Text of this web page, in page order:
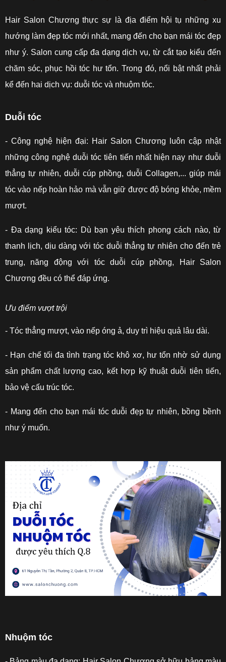
Hair Salon Chương thực sự là địa điểm hội tụ những xu
hướng làm đẹp tóc mới nhất, mang đến cho bạn mái tóc đẹp
như ý. Salon cung cấp đa dạng dịch vụ, từ cắt tạo kiểu đến
chăm sóc, phục hồi tóc hư tổn. Trong đó, nổi bật nhất phải
kể đến hai dịch vụ: duỗi tóc và nhuộm tóc.
Duỗi tóc
- Công nghệ hiện đại: Hair Salon Chương luôn cập nhật
những công nghệ duỗi tóc tiên tiến nhất hiện nay như duỗi
thẳng tự nhiên, duỗi cúp phồng, duỗi Collagen,... giúp mái
tóc vào nếp hoàn hảo mà vẫn giữ được độ bóng khỏe, mềm
mượt.
- Đa dạng kiểu tóc: Dù bạn yêu thích phong cách nào, từ
thanh lịch, dịu dàng với tóc duỗi thẳng tự nhiên cho đến trẻ
trung, năng động với tóc duỗi cúp phồng, Hair Salon
Chương đều có thể đáp ứng.
Ưu điểm vượt trội
- Tóc thẳng mượt, vào nếp óng ả, duy trì hiệu quả lâu dài.
- Hạn chế tối đa tình trạng tóc khô xơ, hư tổn nhờ sử dụng
sản phẩm chất lượng cao, kết hợp kỹ thuật duỗi tiên tiến,
bảo vệ cấu trúc tóc.
- Mang đến cho bạn mái tóc duỗi đẹp tự nhiên, bồng bềnh
như ý muốn.
Nhuộm tóc